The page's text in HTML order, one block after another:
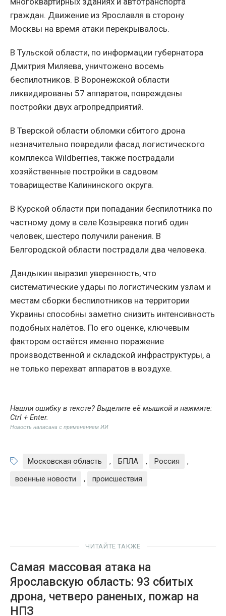
граждан. Движение из Ярославля в сторону
Москвы на время атаки перекрывалось.
В Тульской области, по информации губернатора
Дмитрия Миляева, уничтожено восемь
беспилотников. В Воронежской области
ликвидированы 57 аппаратов, повреждены
постройки двух агропредприятий.
В Тверской области обломки сбитого дрона
незначительно повредили фасад логистического
комплекса Wildberries, также пострадали
хозяйственные постройки в садовом
товариществе Калининского округа.
В Курской области при попадании беспилотника по
частному дому в селе Козыревка погиб один
человек, шестеро получили ранения. В
Белгородской области пострадали два человека.
Дандыкин выразил уверенность, что
систематические удары по логистическим узлам и
местам сборки беспилотников на территории
Украины способны заметно снизить интенсивность
подобных налётов. По его оценке, ключевым
фактором остаётся именно поражение
производственной и складской инфраструктуры, а
не только перехват аппаратов в воздухе.
Нашли ошибку в тексте? Выделите её мышкой и нажмите:
Ctrl + Enter.
Новость написана с применением ИИ
Московская область , БПЛА , Россия
,
военные новости
, происшествия
ЧИТАЙТЕ ТАКЖЕ
Самая массовая атака на
Ярославскую область: 93 сбитых
дрона, четверо раненых, пожар на
НПЗ